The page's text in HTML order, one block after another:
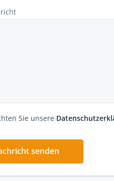
Sie unsere
senden